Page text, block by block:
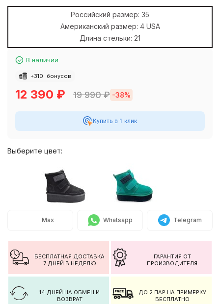
Российский размер: 35
Американский размер: 4 USA
Длина стельки: 21
В наличии
+310 бонусов
12 390 ₽ 19 990₽ -38%
Купить в 1 клик
Выберите цвет:
Max Whatsapp Telegram
БЕСПЛАТНАЯ ДОСТАВКА
7 ДНЕЙ В НЕДЕЛЮ
ГАРАНТИЯ ОТ
ПРОИЗВОДИТЕЛЯ
14 ДНЕЙ НА ОБМЕН И
ВОЗВРАТ
ДО 2 ПАР НА ПРИМЕРКУ
БЕСПЛАТНО